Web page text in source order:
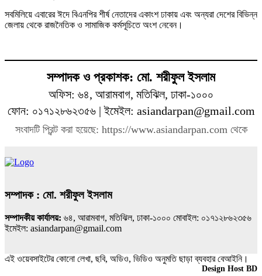
সবমিলিয়ে এবারের ঈদে বিএনপির শীর্ষ নেতাদের একাংশ ঢাকায় এবং অন্যরা দেশের বিভিন্ন
জেলায় থেকে রাজনৈতিক ও সামাজিক কর্মসূচিতে অংশ নেবেন।
সম্পাদক ও প্রকাশক: মো. শরীফুল ইসলাম
অফিস: ৬৪, আরামবাগ, মতিঝিল, ঢাকা-১০০০
ফোন: ০১৭১২৮৬২৩৫৬ | ইমেইল: asiandarpan@gmail.com
সংবাদটি প্রিন্ট করা হয়েছে: https://www.asiandarpan.com থেকে
সম্পাদক : মো. শরীফুল ইসলাম
সম্পাদকীয় কার্যালয়: ৬৪, আরামবাগ, মতিঝিল, ঢাকা-১০০০ মোবাইল: ০১৭১২৮৬২৩৫৬
ইমেইল: asiandarpan@gmail.com
এই ওয়েবসাইটের কোনো লেখা, ছবি, অডিও, ভিডিও অনুমতি ছাড়া ব্যবহার বেআইনি।
Design Host BD